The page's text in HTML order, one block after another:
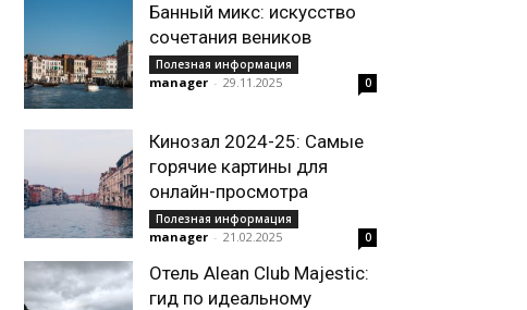
Банный микс: искусство
сочетания веников
Полезная информация
manager - 29.11.2025 0
Кинозал 2024-25: Самые
горячие картины для
онлайн-просмотра
Полезная информация
manager - 21.02.2025 0
Отель Alean Club Majestic:
гид по идеальному